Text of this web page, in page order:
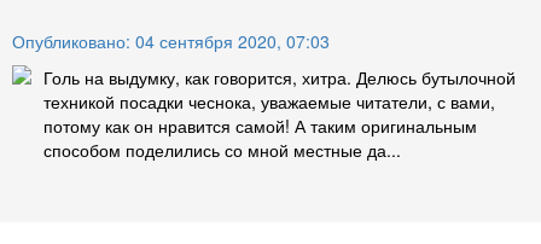
Опубликовано: 04 сентября 2020, 07:03
Голь на выдумку, как говорится, хитра. Делюсь бутылочной
техникой посадки чеснока, уважаемые читатели, с вами,
потому как он нравится самой! А таким оригинальным
способом поделились со мной местные да...